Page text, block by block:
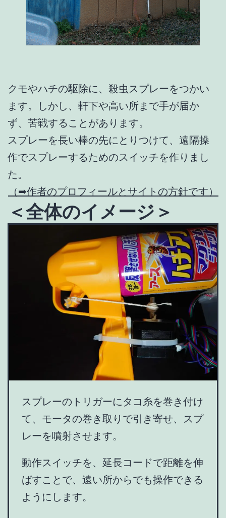
クモやハチの駆除に、殺虫スプレーをつかい
ます。しかし、軒下や高い所まで手が届か
ず、苦戦することがあります。
スプレーを長い棒の先にとりつけて、遠隔操
作でスプレーするためのスイッチを作りまし
た。
（➡作者のプロフィールとサイトの方針です）
＜全体のイメージ＞
スプレーのトリガーにタコ糸を巻き付け
て、モータの巻き取りで引き寄せ、スプ
レーを噴射させます。
動作スイッチを、延長コードで距離を伸
ばすことで、遠い所からでも操作できる
ようにします。